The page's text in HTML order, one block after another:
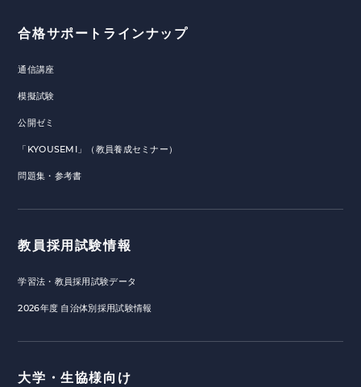
合格サポートラインナップ
通信講座
模擬試験
公開ゼミ
「KYOUSEMI」（教員養成セミナー）
問題集・参考書
教員採用試験情報
学習法・教員採用試験データ
2026年度 自治体別採用試験情報
大学・生協様向け